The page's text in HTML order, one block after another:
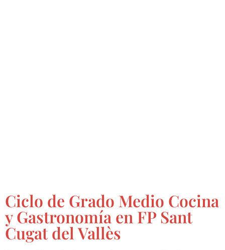
Ciclo de Grado Medio Cocina
y Gastronomía en FP Sant
Cugat del Vallès